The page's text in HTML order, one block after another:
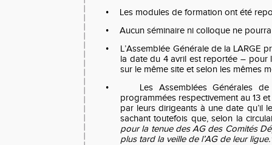
• Les modules de formation ont été
• Aucun séminaire ni colloque ne
•
L’Assemblée Générale de la LARGE
la date du 4 avril est reportée – pour
sur le même site et selon les mêmes
•
Les Assemblées Générales
programmées respectivement au 13
par leurs dirigeants à une date qu’il
sachant toutefois que, selon la
pour la tenue des AG des Comités
plus tard la veille de l’AG de leur